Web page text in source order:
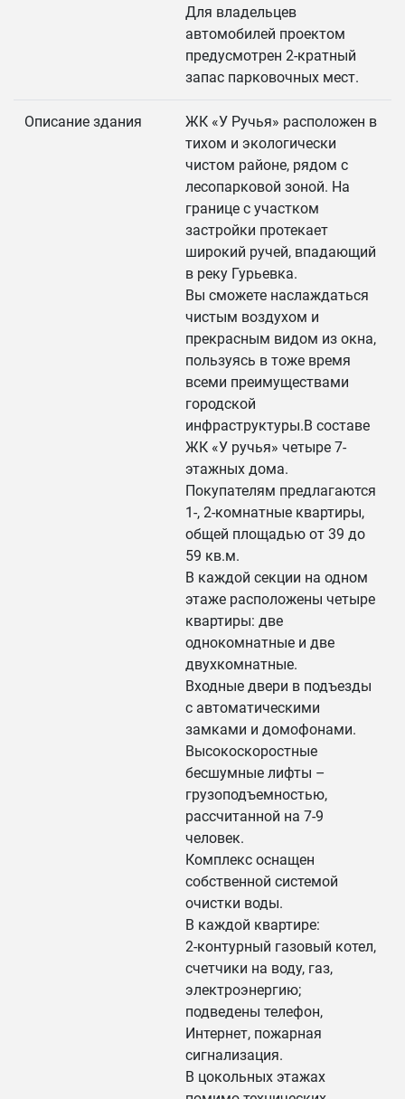
Для владельцев
автомобилей проектом
предусмотрен 2-кратный
запас парковочных мест.
Описание здания
ЖК «У Ручья» расположен в
тихом и экологически
чистом районе, рядом с
лесопарковой зоной. На
границе с участком
застройки протекает
широкий ручей, впадающий
в реку Гурьевка.
Вы сможете наслаждаться
чистым воздухом и
прекрасным видом из окна,
пользуясь в тоже время
всеми преимуществами
городской
инфраструктуры.В составе
ЖК «У ручья» четыре 7-
этажных дома.
Покупателям предлагаются
1-, 2-комнатные квартиры,
общей площадью от 39 до
59 кв.м.
В каждой секции на одном
этаже расположены четыре
квартиры: две
однокомнатные и две
двухкомнатные.
Входные двери в подъезды
с автоматическими
замками и домофонами.
Высокоскоростные
бесшумные лифты –
грузоподъемностью,
рассчитанной на 7-9
человек.
Комплекс оснащен
собственной системой
очистки воды.
В каждой квартире:
2-контурный газовый котел,
счетчики на воду, газ,
электроэнергию;
подведены телефон,
Интернет, пожарная
сигнализация.
В цокольных этажах